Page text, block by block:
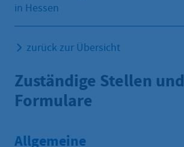
in Hessen
zurück zur Übersicht
Zuständige Stellen und
Formulare
Allgemeine